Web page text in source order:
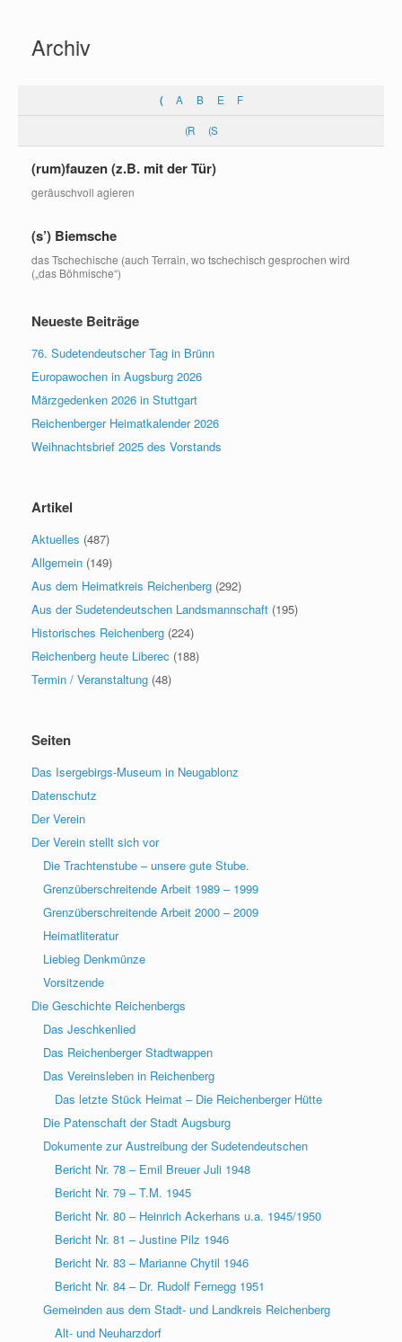
springenArchiv
( A B E F
(R (S
(rum)fauzen (z.B. mit der Tür)
geräuschvoll agieren
(s’) Biemsche
das Tschechische (auch Terrain, wo tschechisch gesprochen wird
(„das Böhmische“)
Neueste Beiträge
76. Sudetendeutscher Tag in Brünn
Europawochen in Augsburg 2026
Märzgedenken 2026 in Stuttgart
Reichenberger Heimatkalender 2026
Weihnachtsbrief 2025 des Vorstands
Artikel
Aktuelles (487)
Allgemein (149)
Aus dem Heimatkreis Reichenberg (292)
Aus der Sudetendeutschen Landsmannschaft (195)
Historisches Reichenberg (224)
Reichenberg heute Liberec (188)
Termin / Veranstaltung (48)
Seiten
Das Isergebirgs-Museum in Neugablonz
Datenschutz
Der Verein
Der Verein stellt sich vor
Die Trachtenstube – unsere gute Stube.
Grenzüberschreitende Arbeit 1989 – 1999
Grenzüberschreitende Arbeit 2000 – 2009
Heimatliteratur
Liebieg Denkmünze
Vorsitzende
Die Geschichte Reichenbergs
Das Jeschkenlied
Das Reichenberger Stadtwappen
Das Vereinsleben in Reichenberg
Das letzte Stück Heimat – Die Reichenberger Hütte
Die Patenschaft der Stadt Augsburg
Dokumente zur Austreibung der Sudetendeutschen
Bericht Nr. 78 – Emil Breuer Juli 1948
Bericht Nr. 79 – T.M. 1945
Bericht Nr. 80 – Heinrich Ackerhans u.a. 1945/1950
Bericht Nr. 81 – Justine Pilz 1946
Bericht Nr. 83 – Marianne Chytil 1946
Bericht Nr. 84 – Dr. Rudolf Fernegg 1951
Gemeinden aus dem Stadt- und Landkreis Reichenberg
Alt- und Neuharzdorf